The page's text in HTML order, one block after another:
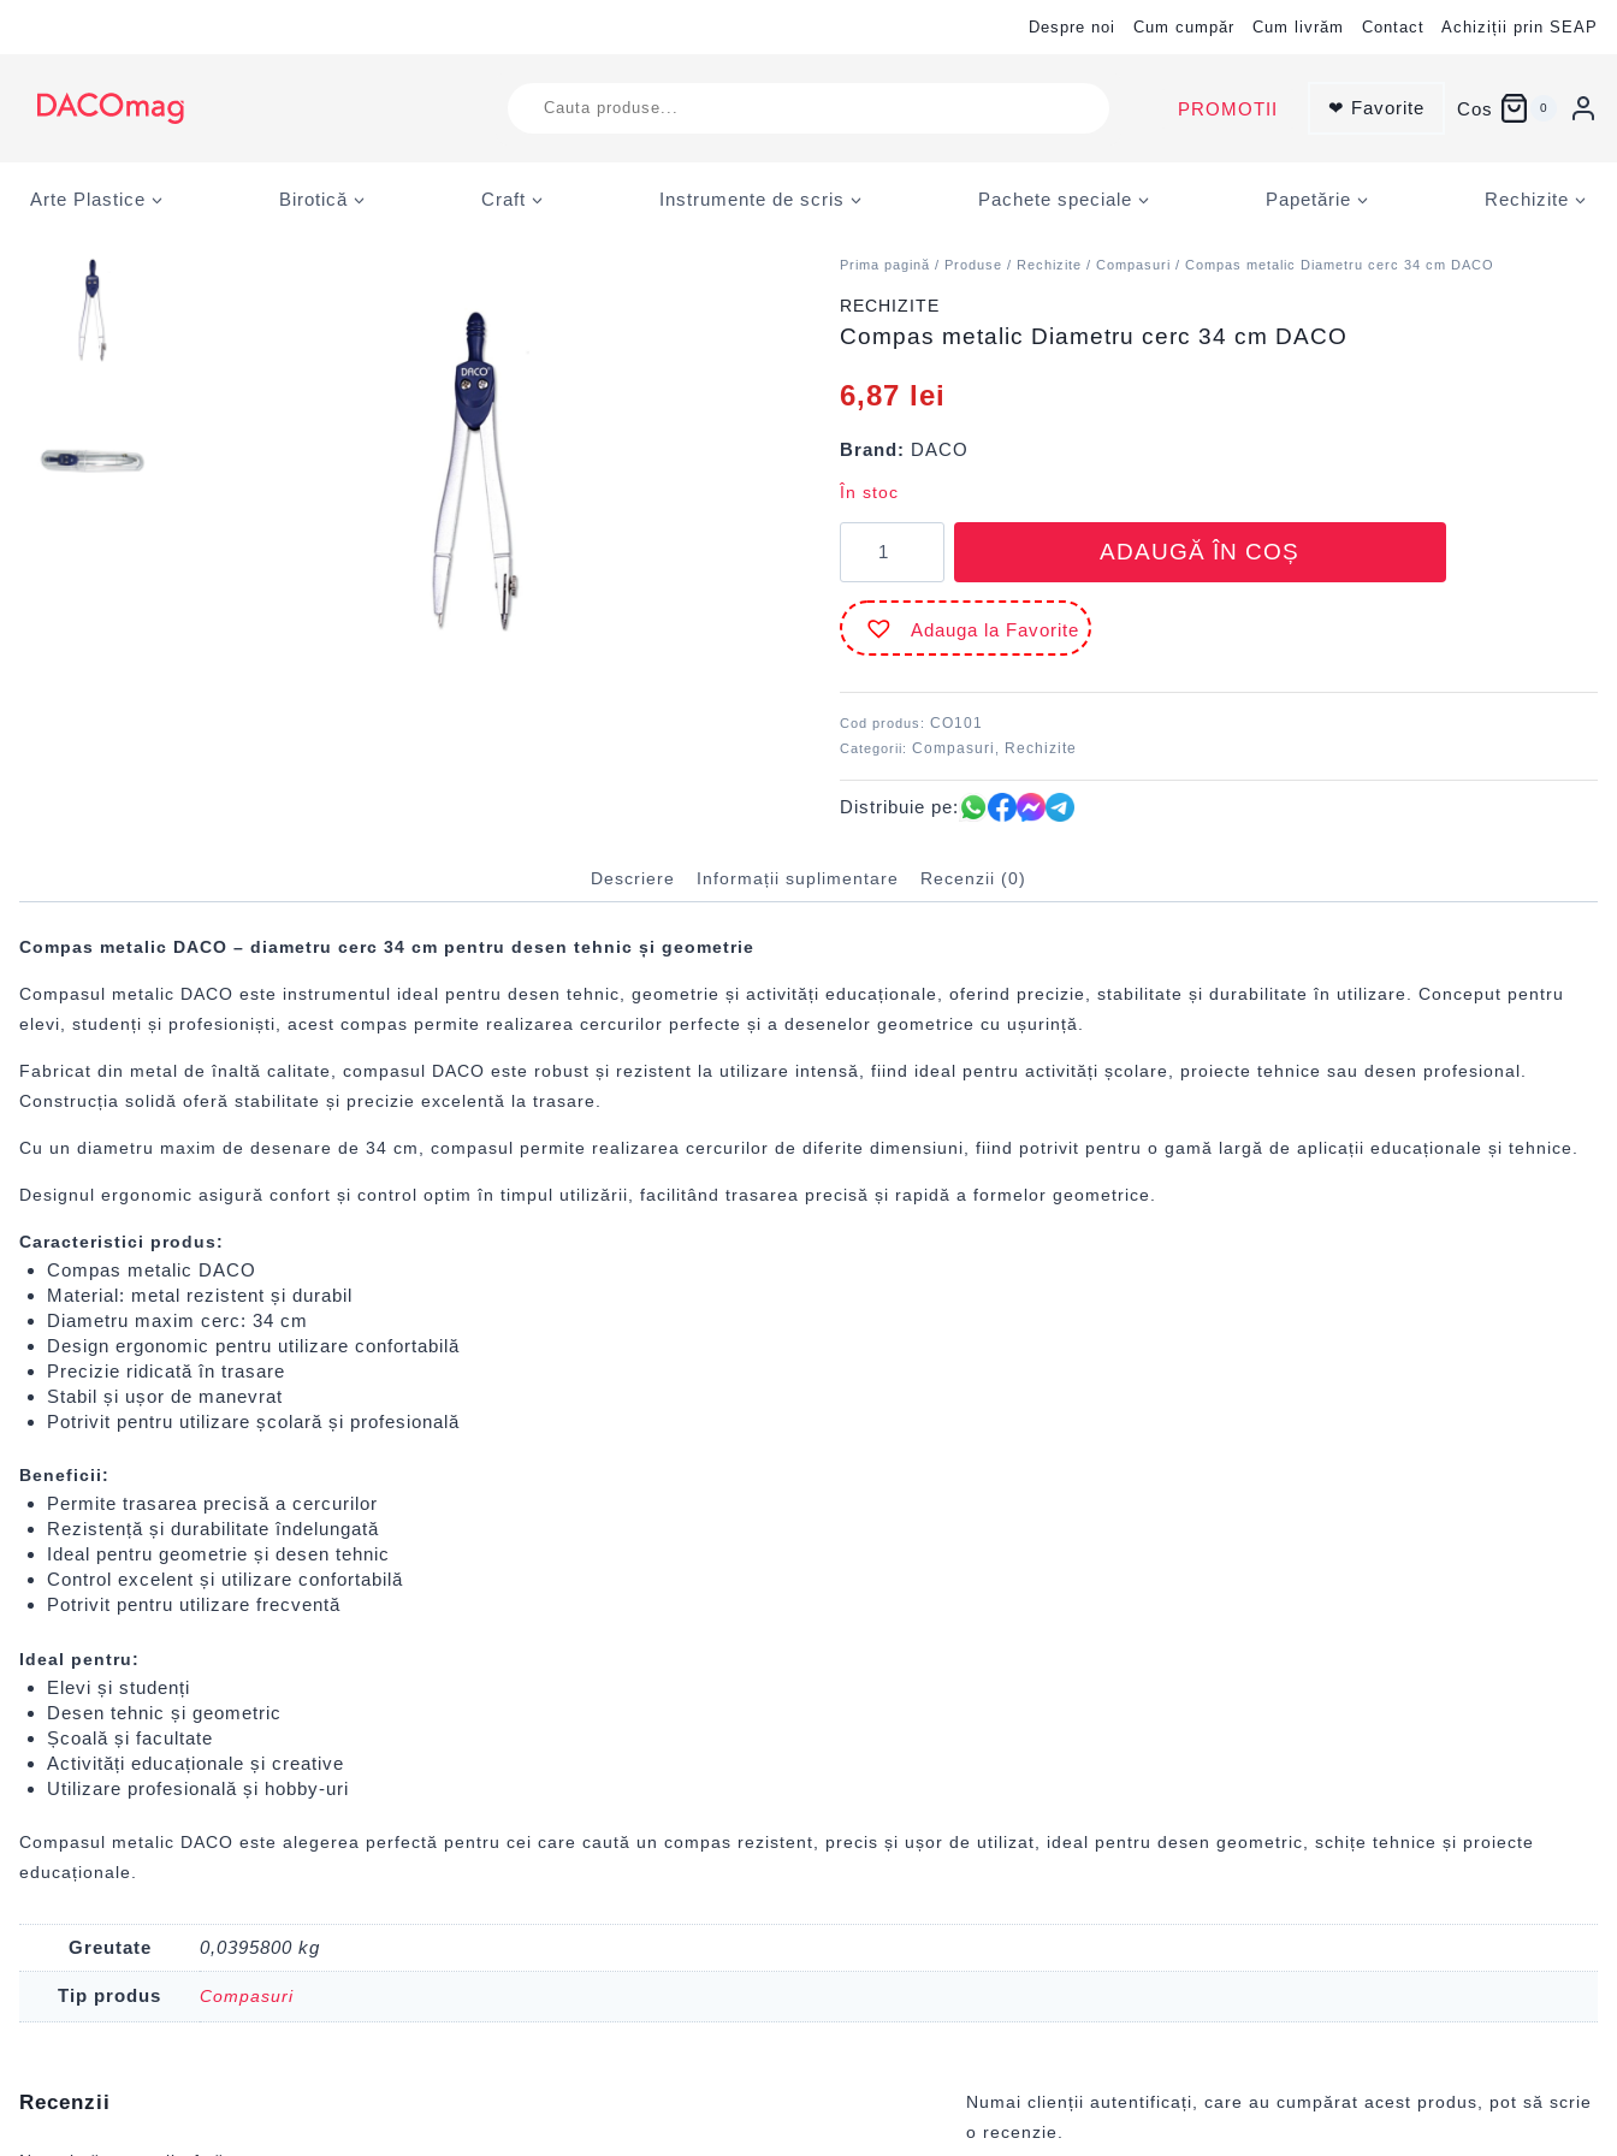
Despre noi Cum cumpăr Cum livrăm Contact Achiziții prin SEAP
search
PROMOTII ❤ Favorite Cos 0
Arte Plastice Birotică Craft Instrumente de scris Pachete speciale Papetărie Rechizite
Prima pagină / Produse / Rechizite /Compasuri / Compas metalic Diametru cerc 34 cm DACO
RECHIZITE
Compas metalic Diametru cerc 34 cm DACO
6,87 lei
Brand: DACO
În stoc
Compas
metalic
Diametru
cerc
34
ADAUGĂ ÎN COȘ
Adauga la Favorite
Cod produs:CO101
Categorii:Compasuri Rechizite
Distribuie pe:
Descriere Informații suplimentare Recenzii (0)
Compas metalic DACO – diametru cerc 34 cm pentru desen tehnic și geometrie
Compasul metalic DACO este instrumentul ideal pentru desen tehnic, geometrie și activități educaționale, oferind precizie, stabilitate și durabilitate în utilizare. Conceput pentru
elevi, studenți și profesioniști, acest compas permite realizarea cercurilor perfecte și a desenelor geometrice cu ușurință.
Fabricat din metal de înaltă calitate, compasul DACO este robust și rezistent la utilizare intensă, fiind ideal pentru activități școlare, proiecte tehnice sau desen profesional.
Construcția solidă oferă stabilitate și precizie excelentă la trasare.
Cu un diametru maxim de desenare de 34 cm, compasul permite realizarea cercurilor de diferite dimensiuni, fiind potrivit pentru o gamă largă de aplicații educaționale și tehnice.
Designul ergonomic asigură confort și control optim în timpul utilizării, facilitând trasarea precisă și rapidă a formelor geometrice.
Caracteristici produs:
Compas metalic DACO
Material: metal rezistent și durabil
Diametru maxim cerc: 34 cm
Design ergonomic pentru utilizare confortabilă
Precizie ridicată în trasare
Stabil și ușor de manevrat
Potrivit pentru utilizare școlară și profesională
Beneficii:
Permite trasarea precisă a cercurilor
Rezistență și durabilitate îndelungată
Ideal pentru geometrie și desen tehnic
Control excelent și utilizare confortabilă
Potrivit pentru utilizare frecventă
Ideal pentru:
Elevi și studenți
Desen tehnic și geometric
Școală și facultate
Activități educaționale și creative
Utilizare profesională și hobby-uri
Compasul metalic DACO este alegerea perfectă pentru cei care caută un compas rezistent, precis și ușor de utilizat, ideal pentru desen geometric, schițe tehnice și proiecte
educaționale.
Greutate 0,0395800 kg
Tip produs Compasuri
Recenzii
Numai clienții autentificați, care au cumpărat acest produs, pot să scrie
o recenzie.